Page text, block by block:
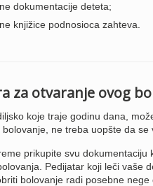
dokumentacije deteta;
knjižice podnosioca zahteva.
za otvaranje ovog
koje traje godinu dana,
ne treba uopšte da
prikupite svu
Pedijatar koji leči vaše
bolovanje radi posebne nege